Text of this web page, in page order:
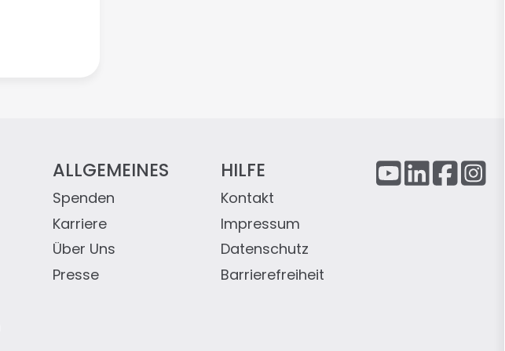
ALLGEMEINES
Spenden
Karriere
Über Uns
Presse
HILFE
Kontakt
Impressum
Datenschutz
Barrierefreiheit